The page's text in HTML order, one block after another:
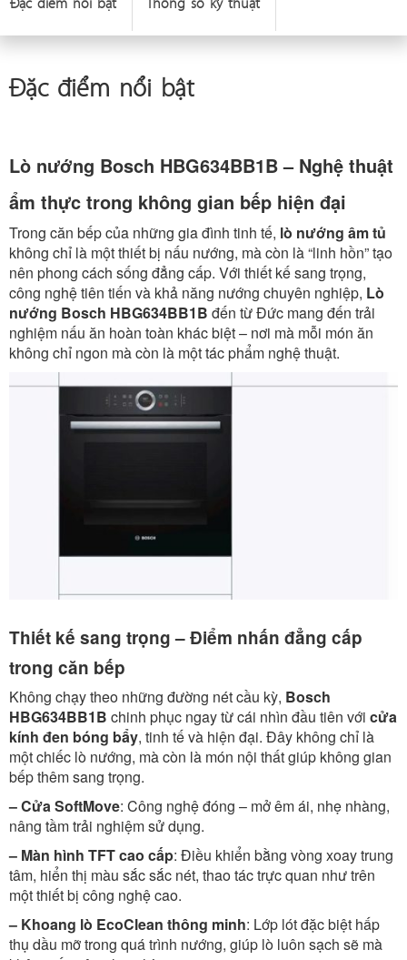
Đặc điểm nổi bật
Lò nướng Bosch HBG634BB1B – Nghệ thuật
ẩm thực trong không gian bếp hiện đại
Trong căn bếp của những gia đình tinh tế, lò nướng âm tủ
không chỉ là một thiết bị nấu nướng, mà còn là “linh hồn” tạo
nên phong cách sống đẳng cấp. Với thiết kế sang trọng,
công nghệ tiên tiến và khả năng nướng chuyên nghiệp, Lò
nướng Bosch HBG634BB1B đến từ Đức mang đến trải
nghiệm nấu ăn hoàn toàn khác biệt – nơi mà mỗi món ăn
không chỉ ngon mà còn là một tác phẩm nghệ thuật.
Thiết kế sang trọng – Điểm nhấn đẳng cấp
trong căn bếp
Không chạy theo những đường nét cầu kỳ, Bosch
HBG634BB1B chinh phục ngay từ cái nhìn đầu tiên với cửa
kính đen bóng bẩy, tinh tế và hiện đại. Đây không chỉ là
một chiếc lò nướng, mà còn là món nội thất giúp không gian
bếp thêm sang trọng.
– Cửa SoftMove: Công nghệ đóng – mở êm ái, nhẹ nhàng,
nâng tầm trải nghiệm sử dụng.
– Màn hình TFT cao cấp: Điều khiển bằng vòng xoay trung
tâm, hiển thị màu sắc sắc nét, thao tác trực quan như trên
một thiết bị công nghệ cao.
– Khoang lò EcoClean thông minh: Lớp lót đặc biệt hấp
thụ dầu mỡ trong quá trình nướng, giúp lò luôn sạch sẽ mà